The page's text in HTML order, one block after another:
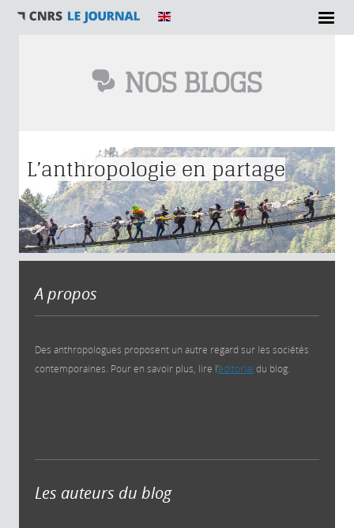
NOS BLOGS
L’anthropologie en partage
A propos
Des anthropologues proposent un autre regard sur les sociétés
contemporaines. Pour en savoir plus, lire l’éditorial du blog.
Les auteurs du blog